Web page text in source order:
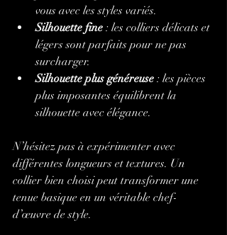
vous avec les styles variés.
Silhouette fine : les colliers délicats et
légers sont parfaits pour ne pas
surcharger.
Silhouette plus généreuse : les pièces
plus imposantes équilibrent la
silhouette avec élégance.
N’hésitez pas à expérimenter avec
différentes longueurs et textures. Un
collier bien choisi peut transformer une
tenue basique en un véritable chef-
d’œuvre de style.